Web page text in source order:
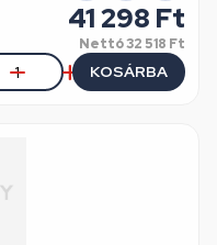
41 298 Ft
Nettó32 518 Ft
KOSÁRBA